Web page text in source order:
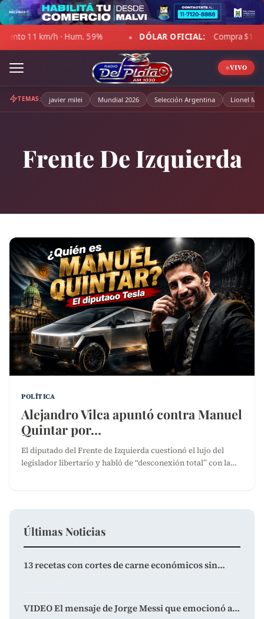
Skip
to
content
59% ◆ DÓLAR OFICIAL: Compra $1.470,00 · Venta
VIVO
TEMAS: javier milei Mundial 2026 Selección Argentina Lionel
Frente De Izquierda
POLÍTICA
Alejandro Vilca apuntó contra Manuel
Quintar por…
El diputado del Frente de Izquierda cuestionó el lujo del
legislador libertario y habló de “desconexión total” con la…
Últimas Noticias
13 recetas con cortes de carne económicos sin…
VIDEO El mensaje de Jorge Messi que emocionó a…